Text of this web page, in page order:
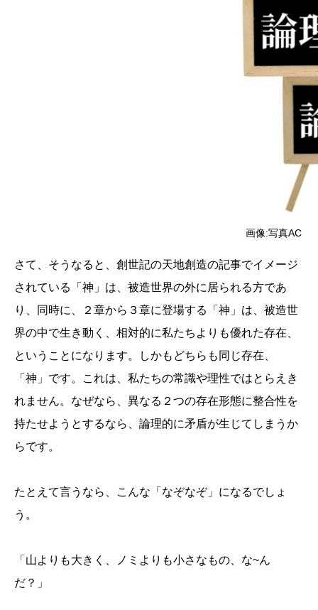
画像:写真AC
さて、そうなると、創世記の天地創造の記事でイメージ
されている「神」は、被造世界の外に居られる方であ
り、同時に、２章から３章に登場する「神」は、被造世
界の中で生き動く、相対的に私たちよりも優れた存在、
ということになります。しかもどちらも同じ存在、
「神」です。これは、私たちの常識や理性ではとらえき
れません。なぜなら、異なる２つの存在形態に整合性を
持たせようとするなら、論理的に矛盾が生じてしまうか
らです。
たとえて言うなら、こんな「なぞなぞ」になるでしょ
う。
「山よりも大きく、ノミよりも小さなもの、な~ん
だ？」